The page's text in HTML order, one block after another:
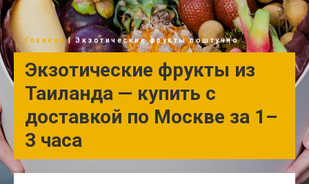
Главная | Экзотические фрукты поштучно
Экзотические фрукты из
Таиланда — купить с
доставкой по Москве за 1–
3 часа